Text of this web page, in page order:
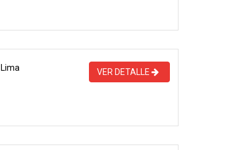
Lima VER DETALLE